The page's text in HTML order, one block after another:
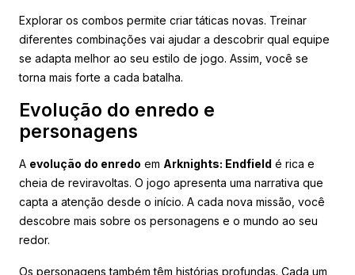
Explorar os combos permite criar táticas novas. Treinar
diferentes combinações vai ajudar a descobrir qual equipe
se adapta melhor ao seu estilo de jogo. Assim, você se
torna mais forte a cada batalha.
Evolução do enredo e
personagens
A evolução do enredo em Arknights: Endfield é rica e
cheia de reviravoltas. O jogo apresenta uma narrativa que
capta a atenção desde o início. A cada nova missão, você
descobre mais sobre os personagens e o mundo ao seu
redor.
Os personagens também têm histórias profundas. Cada um